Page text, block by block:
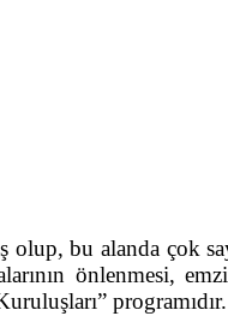
bu alanda çok
önlenmesi,
programıdır.